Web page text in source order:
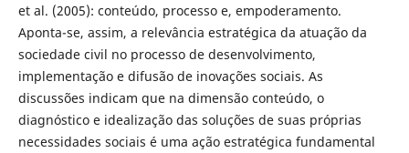
et al. (2005): conteúdo, processo e, empoderamento.
Aponta-se, assim, a relevância estratégica da atuação da
sociedade civil no processo de desenvolvimento,
implementação e difusão de inovações sociais. As
discussões indicam que na dimensão conteúdo, o
diagnóstico e idealização das soluções de suas próprias
necessidades sociais é uma ação estratégica fundamental